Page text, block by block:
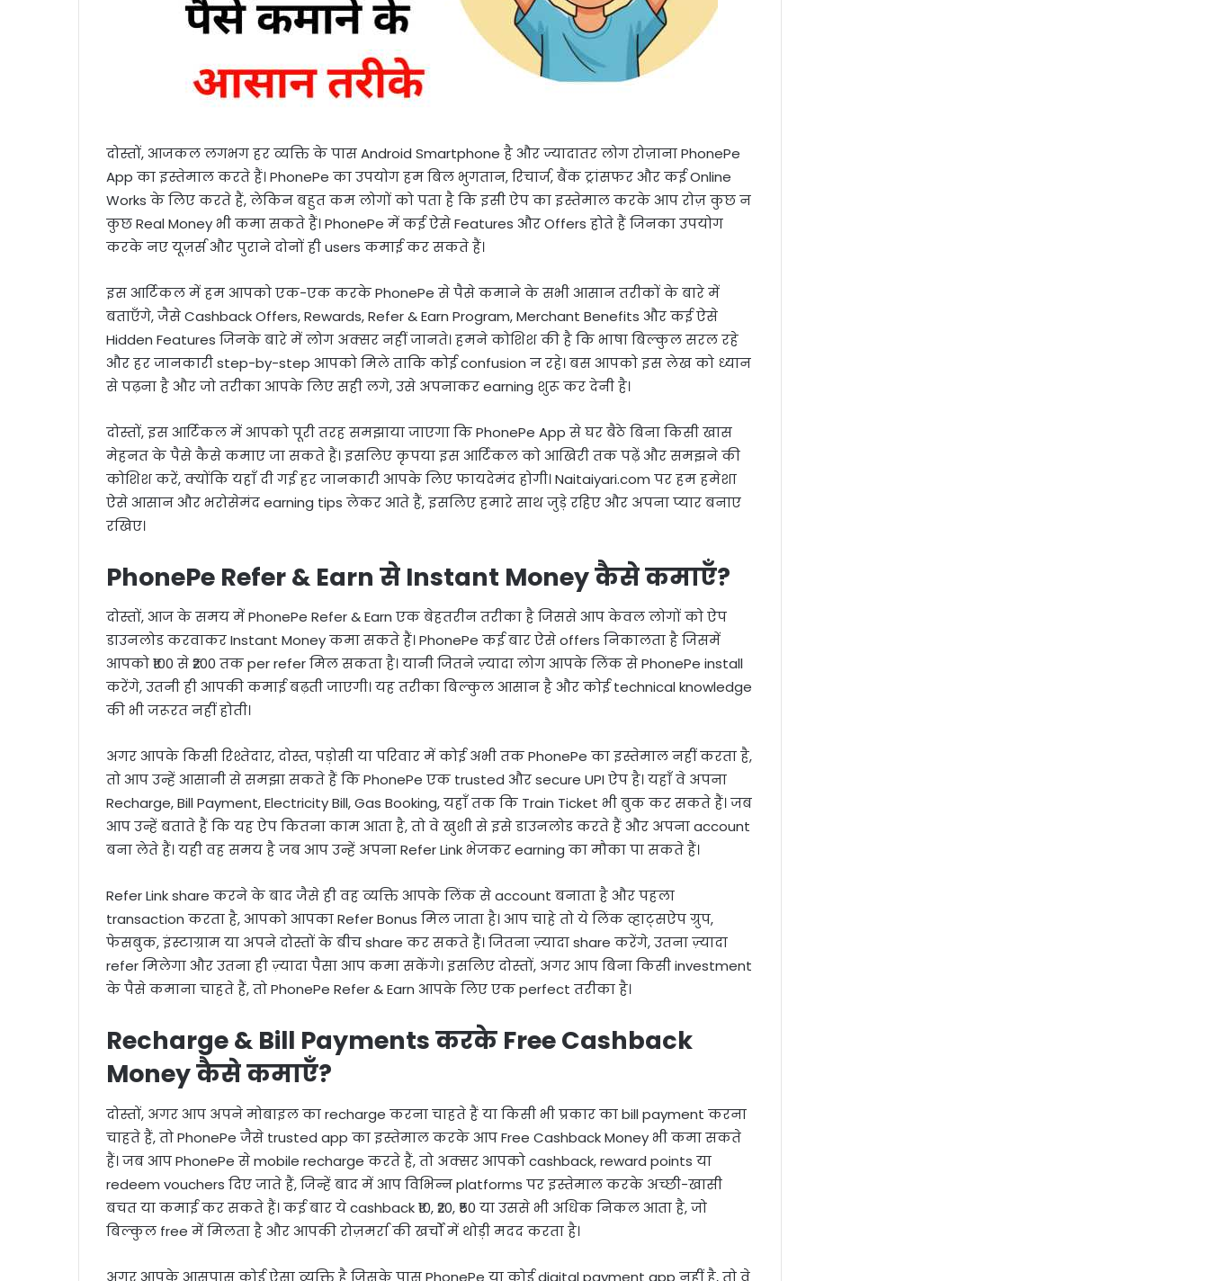
दोस्तों, आजकल लगभग हर व्यक्ति के पास Android Smartphone है और ज्यादातर लोग रोज़ाना PhonePe
App का इस्तेमाल करते हैं। PhonePe का उपयोग हम बिल भुगतान, रिचार्ज, बैंक ट्रांसफर और कई Online
Works के लिए करते हैं, लेकिन बहुत कम लोगों को पता है कि इसी ऐप का इस्तेमाल करके आप रोज़ कुछ न
कुछ Real Money भी कमा सकते हैं। PhonePe में कई ऐसे Features और Offers होते हैं जिनका उपयोग
करके नए यूज़र्स और पुराने दोनों ही users कमाई कर सकते हैं।
इस आर्टिकल में हम आपको एक-एक करके PhonePe से पैसे कमाने के सभी आसान तरीकों के बारे में
बताएँगे, जैसे Cashback Offers, Rewards, Refer & Earn Program, Merchant Benefits और कई ऐसे
Hidden Features जिनके बारे में लोग अक्सर नहीं जानते। हमने कोशिश की है कि भाषा बिल्कुल सरल रहे
और हर जानकारी step-by-step आपको मिले ताकि कोई confusion न रहे। बस आपको इस लेख को ध्यान
से पढ़ना है और जो तरीका आपके लिए सही लगे, उसे अपनाकर earning शुरू कर देनी है।
दोस्तों, इस आर्टिकल में आपको पूरी तरह समझाया जाएगा कि PhonePe App से घर बैठे बिना किसी खास
मेहनत के पैसे कैसे कमाए जा सकते हैं। इसलिए कृपया इस आर्टिकल को आखिरी तक पढ़ें और समझने की
कोशिश करें, क्योंकि यहाँ दी गई हर जानकारी आपके लिए फायदेमंद होगी। Naitaiyari.com पर हम हमेशा
ऐसे आसान और भरोसेमंद earning tips लेकर आते हैं, इसलिए हमारे साथ जुड़े रहिए और अपना प्यार बनाए
रखिए।
PhonePe Refer & Earn से Instant Money कैसे कमाएँ?
दोस्तों, आज के समय में PhonePe Refer & Earn एक बेहतरीन तरीका है जिससे आप केवल लोगों को ऐप
डाउनलोड करवाकर Instant Money कमा सकते हैं। PhonePe कई बार ऐसे offers निकालता है जिसमें
आपको ₹100 से ₹200 तक per refer मिल सकता है। यानी जितने ज़्यादा लोग आपके लिंक से PhonePe install
करेंगे, उतनी ही आपकी कमाई बढ़ती जाएगी। यह तरीका बिल्कुल आसान है और कोई technical knowledge
की भी जरूरत नहीं होती।
अगर आपके किसी रिश्तेदार, दोस्त, पड़ोसी या परिवार में कोई अभी तक PhonePe का इस्तेमाल नहीं करता है,
तो आप उन्हें आसानी से समझा सकते हैं कि PhonePe एक trusted और secure UPI ऐप है। यहाँ वे अपना
Recharge, Bill Payment, Electricity Bill, Gas Booking, यहाँ तक कि Train Ticket भी बुक कर सकते हैं। जब
आप उन्हें बताते हैं कि यह ऐप कितना काम आता है, तो वे खुशी से इसे डाउनलोड करते हैं और अपना account
बना लेते हैं। यही वह समय है जब आप उन्हें अपना Refer Link भेजकर earning का मौका पा सकते हैं।
Refer Link share करने के बाद जैसे ही वह व्यक्ति आपके लिंक से account बनाता है और पहला
transaction करता है, आपको आपका Refer Bonus मिल जाता है। आप चाहे तो ये लिंक व्हाट्सऐप ग्रुप,
फेसबुक, इंस्टाग्राम या अपने दोस्तों के बीच share कर सकते हैं। जितना ज़्यादा share करेंगे, उतना ज़्यादा
refer मिलेगा और उतना ही ज़्यादा पैसा आप कमा सकेंगे। इसलिए दोस्तों, अगर आप बिना किसी investment
के पैसे कमाना चाहते हैं, तो PhonePe Refer & Earn आपके लिए एक perfect तरीका है।
Recharge & Bill Payments करके Free Cashback
Money कैसे कमाएँ?
दोस्तों, अगर आप अपने मोबाइल का recharge करना चाहते हैं या किसी भी प्रकार का bill payment करना
चाहते हैं, तो PhonePe जैसे trusted app का इस्तेमाल करके आप Free Cashback Money भी कमा सकते
हैं। जब आप PhonePe से mobile recharge करते हैं, तो अक्सर आपको cashback, reward points या
redeem vouchers दिए जाते हैं, जिन्हें बाद में आप विभिन्न platforms पर इस्तेमाल करके अच्छी-खासी
बचत या कमाई कर सकते हैं। कई बार ये cashback ₹10, ₹20, ₹50 या उससे भी अधिक निकल आता है, जो
बिल्कुल free में मिलता है और आपकी रोज़मर्रा की खर्चों में थोड़ी मदद करता है।
अगर आपके आसपास कोई ऐसा व्यक्ति है जिसके पास PhonePe या कोई digital payment app नहीं है, तो वे